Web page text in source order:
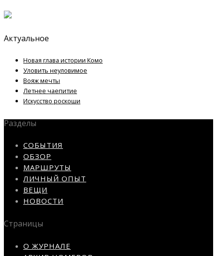
Актуальное
Новая глава истории Комо
Уловить неуловимое
Вояж мечты
Летнее чаепитие
Искусство роскоши
Разделы
СОБЫТИЯ
ОБЗОР
МАРШРУТЫ
ЛИЧНЫЙ ОПЫТ
ВЕЩИ
НОВОСТИ
Страницы
О ЖУРНАЛЕ